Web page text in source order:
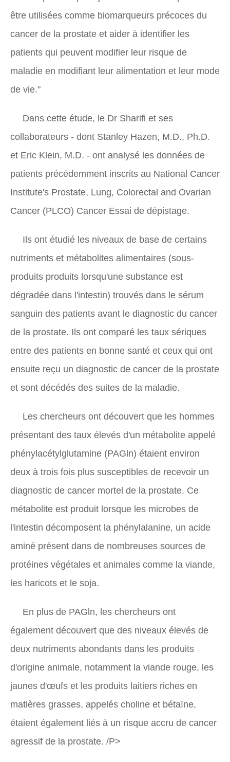
être utilisées comme biomarqueurs précoces du
cancer de la prostate et aider à identifier les
patients qui peuvent modifier leur risque de
maladie en modifiant leur alimentation et leur mode
de vie."
Dans cette étude, le Dr Sharifi et ses
collaborateurs - dont Stanley Hazen, M.D., Ph.D.
et Eric Klein, M.D. - ont analysé les données de
patients précédemment inscrits au National Cancer
Institute's Prostate, Lung, Colorectal and Ovarian
Cancer (PLCO) Cancer Essai de dépistage.
Ils ont étudié les niveaux de base de certains
nutriments et métabolites alimentaires (sous-
produits produits lorsqu'une substance est
dégradée dans l'intestin) trouvés dans le sérum
sanguin des patients avant le diagnostic du cancer
de la prostate. Ils ont comparé les taux sériques
entre des patients en bonne santé et ceux qui ont
ensuite reçu un diagnostic de cancer de la prostate
et sont décédés des suites de la maladie.
Les chercheurs ont découvert que les hommes
présentant des taux élevés d'un métabolite appelé
phénylacétylglutamine (PAGln) étaient environ
deux à trois fois plus susceptibles de recevoir un
diagnostic de cancer mortel de la prostate. Ce
métabolite est produit lorsque les microbes de
l'intestin décomposent la phénylalanine, un acide
aminé présent dans de nombreuses sources de
protéines végétales et animales comme la viande,
les haricots et le soja.
En plus de PAGln, les chercheurs ont
également découvert que des niveaux élevés de
deux nutriments abondants dans les produits
d'origine animale, notamment la viande rouge, les
jaunes d'œufs et les produits laitiers riches en
matières grasses, appelés choline et bétaïne,
étaient également liés à un risque accru de cancer
agressif de la prostate. /P>